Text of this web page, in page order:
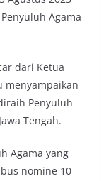
Agama
dari Ketua
menyampaikan
Penyuluh
Tengah.
Agama yang
nomine 10